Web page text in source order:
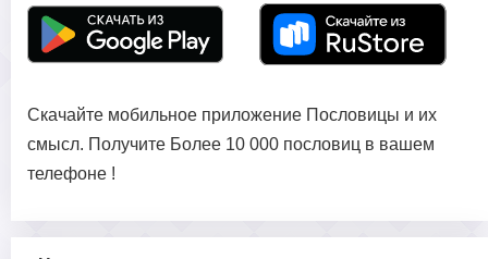
Скачайте мобильное приложение Пословицы и их
смысл. Получите Более 10 000 пословиц в вашем
телефоне !